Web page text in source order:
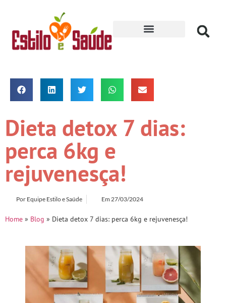
Dieta detox 7 dias:
perca 6kg e
rejuvenesça!
Por Equipe Estilo e Saúde Em 27/03/2024
Home » Blog » Dieta detox 7 dias: perca 6kg e rejuvenesça!